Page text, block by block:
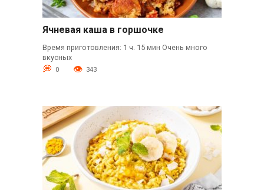
Ячневая каша в горшочке
Время приготовления: 1 ч. 15 мин Очень много
вкусных
0 343